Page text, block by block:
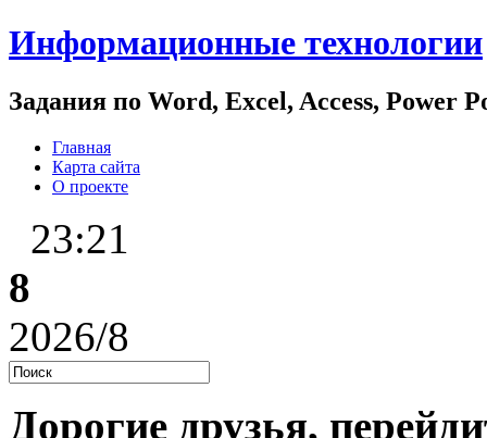
Информационные технологии
Задания по Word, Excel, Access, Power
Главная
Карта сайта
О проекте
23:21
8
2026/8
Дорогие друзья,